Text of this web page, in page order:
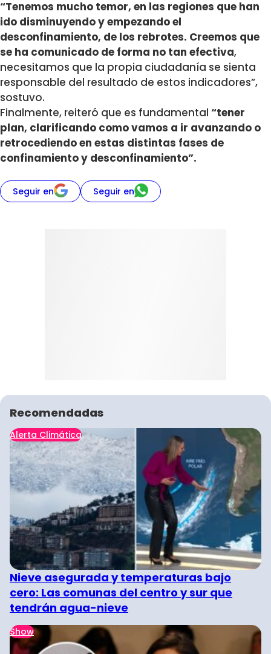
“Tenemos mucho temor, en las regiones que han
ido disminuyendo y empezando el
desconfinamiento, de los rebrotes. Creemos que
se ha comunicado de forma no tan efectiva,
necesitamos que la propia ciudadanía se sienta
responsable del resultado de estos indicadores”,
sostuvo.
Finalmente, reiteró que es fundamental “tener
plan, clarificando como vamos a ir avanzando o
retrocediendo en estas distintas fases de
confinamiento y desconfinamiento”.
Seguir en Seguir en
Recomendadas
Alerta Climática
Nieve asegurada y temperaturas bajo
cero: Las comunas del centro y sur que
tendrán agua-nieve
Show